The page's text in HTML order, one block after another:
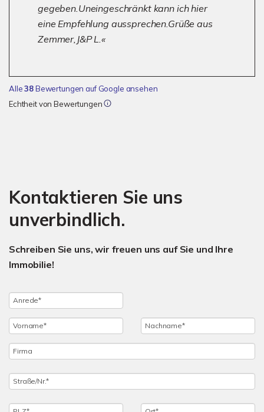
gegeben.Uneingeschränkt kann ich hier
eine Empfehlung aussprechen.Grüße aus
Zemmer,J&P L.
Alle38Bewertungen auf Google ansehen
Echtheit von Bewertungen
Kontaktieren Sie uns
unverbindlich.
Schreiben Sie uns, wir freuen uns auf Sie und Ihre
Immobilie!